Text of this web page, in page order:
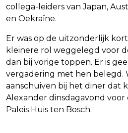
collega-leiders van Japan,
en Oekraïne.
Er was op de uitzonderlijk
kleinere rol weggelegd voor
dan bij vorige toppen. Er is
vergadering met hen belegd.
aanschuiven bij het diner dat
Alexander dinsdagavond
Paleis Huis ten Bosch.